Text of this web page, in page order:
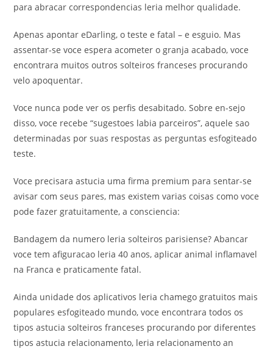
para abracar correspondencias leria melhor qualidade.
Apenas apontar eDarling, o teste e fatal – e esguio. Mas
assentar-se voce espera acometer o granja acabado, voce
encontrara muitos outros solteiros franceses procurando
velo apoquentar.
Voce nunca pode ver os perfis desabitado. Sobre en-sejo
disso, voce recebe “sugestoes labia parceiros”, aquele sao
determinadas por suas respostas as perguntas esfogiteado
teste.
Voce precisara astucia uma firma premium para sentar-se
avisar com seus pares, mas existem varias coisas como voce
pode fazer gratuitamente, a consciencia:
Bandagem da numero leria solteiros parisiense? Abancar
voce tem afiguracao leria 40 anos, aplicar animal inflamavel
na Franca e praticamente fatal.
Ainda unidade dos aplicativos leria chamego gratuitos mais
populares esfogiteado mundo, voce encontrara todos os
tipos astucia solteiros franceses procurando por diferentes
tipos astucia relacionamento, leria relacionamento an